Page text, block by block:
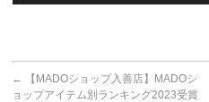
←
【MADOショップ入善店】MADOシ
ョップアイテム別ランキング2023受賞